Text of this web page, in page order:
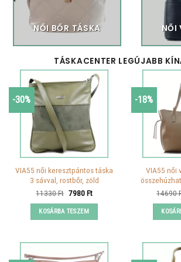
NŐI BŐR TÁSKA NŐI
TÁSKACENTER LEGÚJABB
-30%
VIA55 női keresztpántos táska
3 sávval, rostbőr, zöld
11330Ft Original
was:
11330 Ft.
7980FtCurrent
KOSÁRBA TESZEM
-18%
VIA55 női
14690